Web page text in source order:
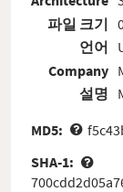
파일 크기
언어
Company
설명
MD5:
SHA-1: